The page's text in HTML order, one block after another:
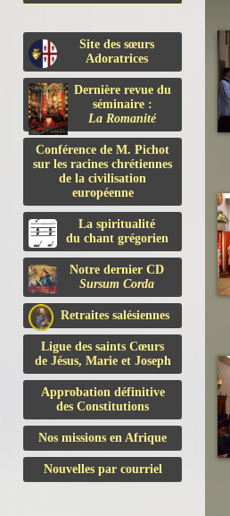
Site des sœurs
Adoratrices
Dernière revue du
séminaire :
La Romanité
Conférence de M. Pichot
sur les racines chrétiennes
de la civilisation
européenne
La spiritualité
du chant grégorien
Notre dernier CD
Sursum Corda
Retraites salésiennes
Ligue des saints Cœurs
de Jésus, Marie et Joseph
Approbation définitive
des Constitutions
Nos missions en Afrique
Nouvelles par courriel